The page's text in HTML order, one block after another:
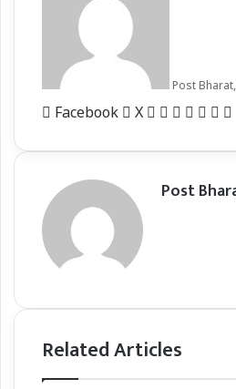
Post
Facebook X LinkedIn
Tumblr
Reddit
Post
Related Articles